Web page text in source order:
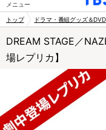
メニュー
トップ ドラマ・番組グッズ＆DVD
DREAM STAGE／
場レプリカ】